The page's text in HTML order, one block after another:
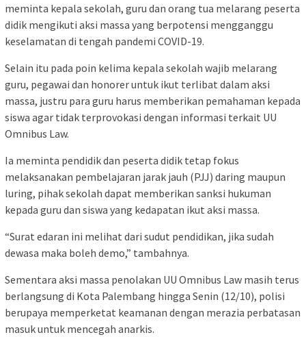
meminta kepala sekolah, guru dan orang tua melarang peserta
didik mengikuti aksi massa yang berpotensi mengganggu
keselamatan di tengah pandemi COVID-19.
Selain itu pada poin kelima kepala sekolah wajib melarang
guru, pegawai dan honorer untuk ikut terlibat dalam aksi
massa, justru para guru harus memberikan pemahaman kepada
siswa agar tidak terprovokasi dengan informasi terkait UU
Omnibus Law.
Ia meminta pendidik dan peserta didik tetap fokus
melaksanakan pembelajaran jarak jauh (PJJ) daring maupun
luring, pihak sekolah dapat memberikan sanksi hukuman
kepada guru dan siswa yang kedapatan ikut aksi massa.
“Surat edaran ini melihat dari sudut pendidikan, jika sudah
dewasa maka boleh demo,” tambahnya.
Sementara aksi massa penolakan UU Omnibus Law masih terus
berlangsung di Kota Palembang hingga Senin (12/10), polisi
berupaya memperketat keamanan dengan merazia perbatasan
masuk untuk mencegah anarkis.